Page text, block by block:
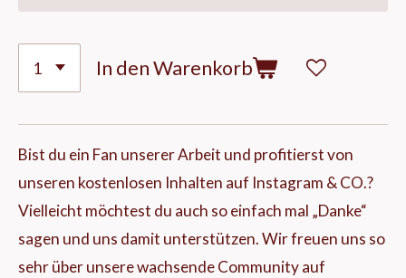
In den Warenkorb
Bist du ein Fan unserer Arbeit und profitierst von
unseren kostenlosen Inhalten auf Instagram & CO.?
Vielleicht möchtest du auch so einfach mal „Danke“
sagen und uns damit unterstützen. Wir freuen uns so
sehr über unsere wachsende Community auf